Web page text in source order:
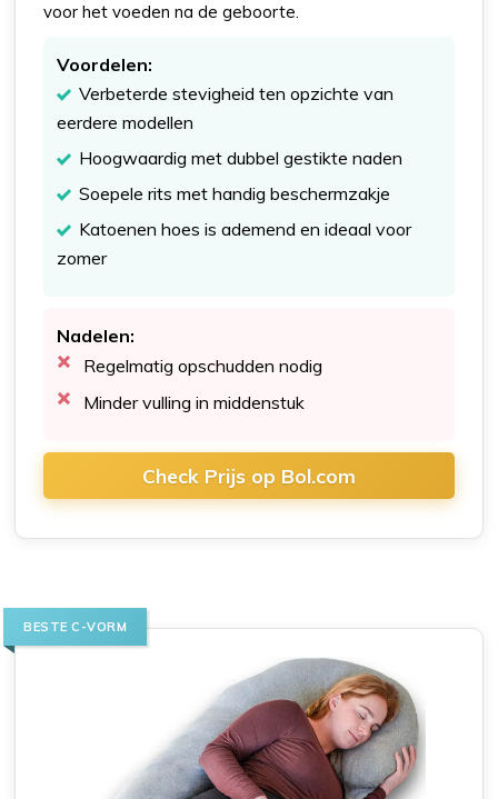
voor het voeden na de geboorte.
Voordelen:
Verbeterde stevigheid ten opzichte van
eerdere modellen
Hoogwaardig met dubbel gestikte naden
Soepele rits met handig beschermzakje
Katoenen hoes is ademend en ideaal voor
zomer
Nadelen:
Regelmatig opschudden nodig
Minder vulling in middenstuk
Check Prijs op Bol.com
BESTE C-VORM